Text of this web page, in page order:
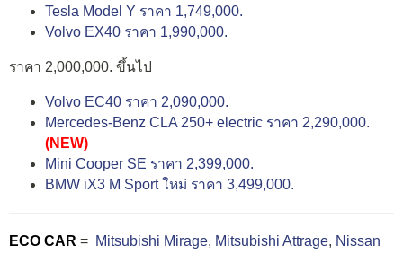
Tesla Model Y ราคา 1,749,000.
Volvo EX40 ราคา 1,990,000.
ราคา 2,000,000. ขึ้นไป
Volvo EC40 ราคา 2,090,000.
Mercedes-Benz CLA 250+ electric ราคา 2,290,000.
(NEW)
Mini Cooper SE ราคา 2,399,000.
BMW iX3 M Sport ใหม่ ราคา 3,499,000.
ECO CAR = Mitsubishi Mirage, Mitsubishi Attrage, Nissan